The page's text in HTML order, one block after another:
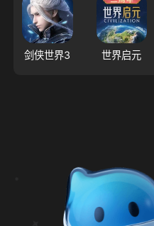
剑侠世界3 世界启元